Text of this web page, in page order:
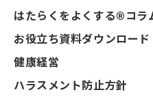
はたらくをよくする®コラ
お役立ち資料ダウンロード
健康経営
ハラスメント防止方針